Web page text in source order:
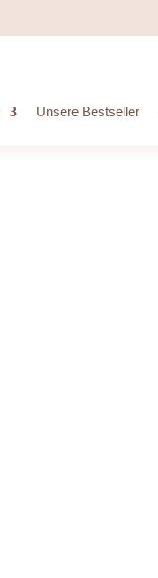
Unsere Bestseller